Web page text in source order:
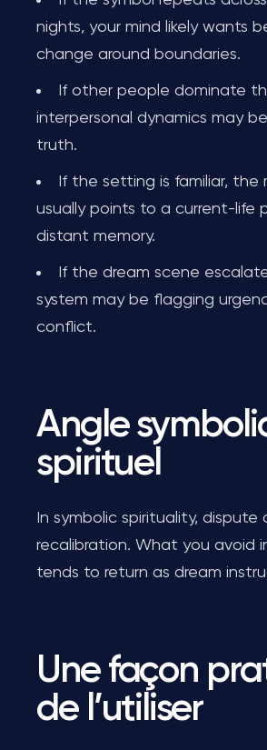
nights, your mind likely wants
change around boundaries.
If other people dominate
interpersonal dynamics may
truth.
If the setting is familiar, the
usually points to a current-life
distant memory.
If the dream scene
system may be flagging
conflict.
Angle
spirituel
In symbolic spirituality, dispute
recalibration. What you avoid
tends to return as dream
Une façon
de l’utiliser